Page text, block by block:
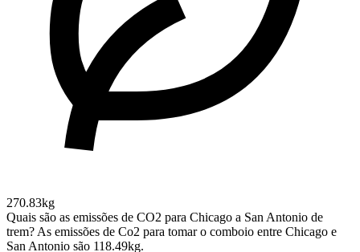
270.83kg
Quais são as emissões de CO2 para Chicago a San Antonio de
trem? As emissões de Co2 para tomar o comboio entre Chicago e
San Antonio são 118.49kg.